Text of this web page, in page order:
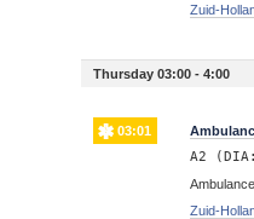
Zuid-
Thursday 03:00 - 4:00
03:01
A2
Zuid-